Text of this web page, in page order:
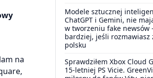
na
Modele sztucznej
ChatGPT i Gemini, nie
w tworzeniu fake newsów
bardziej, jeśli rozmawiasz
polsku
Sprawdziłem Xbox Cloud
15-letniej PS Vicie.